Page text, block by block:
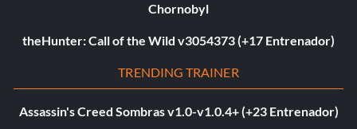
Chornobyl
theHunter: Call of the Wild v3054373 (+17 Entrenador)
TRENDING TRAINER
Assassin's Creed Sombras v1.0-v1.0.4+ (+23 Entrenador)